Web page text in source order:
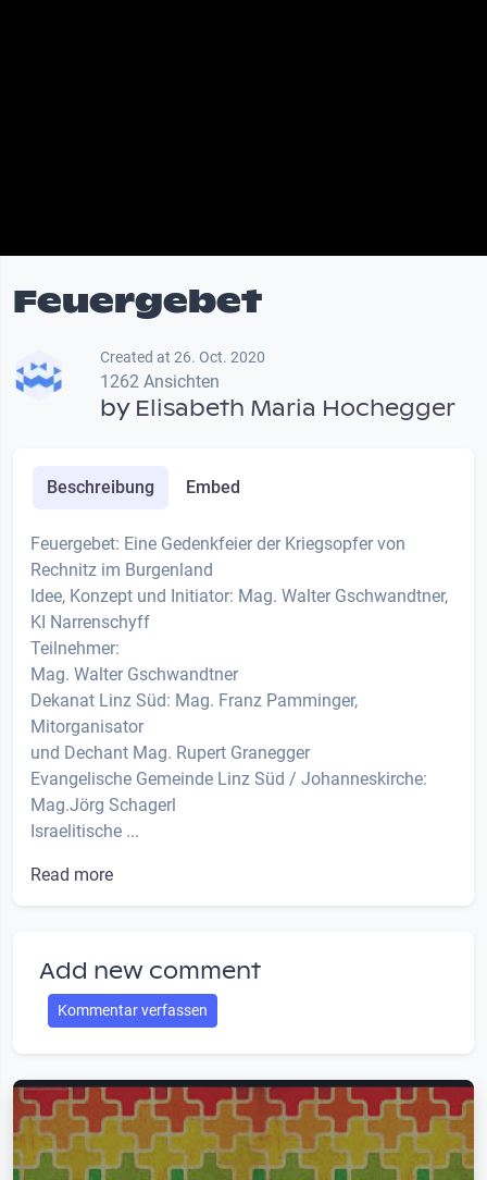
Feuergebet
Created at 26. Oct. 2020
1262 Ansichten
by Elisabeth Maria Hochegger
Beschreibung Embed
Feuergebet: Eine Gedenkfeier der Kriegsopfer von
Rechnitz im Burgenland
Idee, Konzept und Initiator: Mag. Walter Gschwandtner,
KI Narrenschyff
Teilnehmer:
Mag. Walter Gschwandtner
Dekanat Linz Süd: Mag. Franz Pamminger,
Mitorganisator
und Dechant Mag. Rupert Granegger
Evangelische Gemeinde Linz Süd / Johanneskirche:
Mag.Jörg Schagerl
Israelitische ...
Read more
Add new comment
Kommentar verfassen